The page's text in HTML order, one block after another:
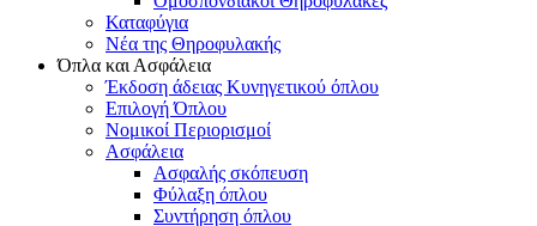
Καταφύγια
Νέα της Θηροφυλακής
Όπλα και Ασφάλεια
Έκδοση άδειας Κυνηγετικού όπλου
Επιλογή Όπλου
Νομικοί Περιορισμοί
Ασφάλεια
Ασφαλής σκόπευση
Φύλαξη όπλου
Συντήρηση όπλου